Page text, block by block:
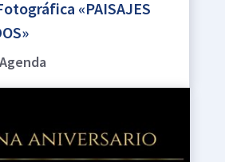
«PAISAJES
Agenda